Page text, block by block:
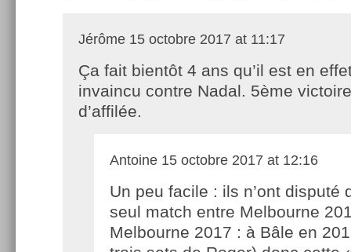
Jérôme 15 octobre 2017 at 11:17
Ça fait bientôt 4 ans qu’il est en
invaincu contre Nadal. 5ème victoire
d’affilée.
Antoine 15 octobre 2017 at 12:16
Un peu facile : ils n’ont disputé
seul match entre Melbourne
Melbourne 2017 : à Bâle en